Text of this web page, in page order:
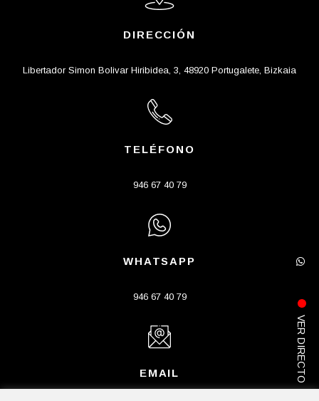
DIRECCIÓN
Libertador Simon Bolivar Hiribidea, 3, 48920 Portugalete, Bizkaia
TELÉFONO
946 67 40 79
WHATSAPP
946 67 40 79
EMAIL VER DIRECTO